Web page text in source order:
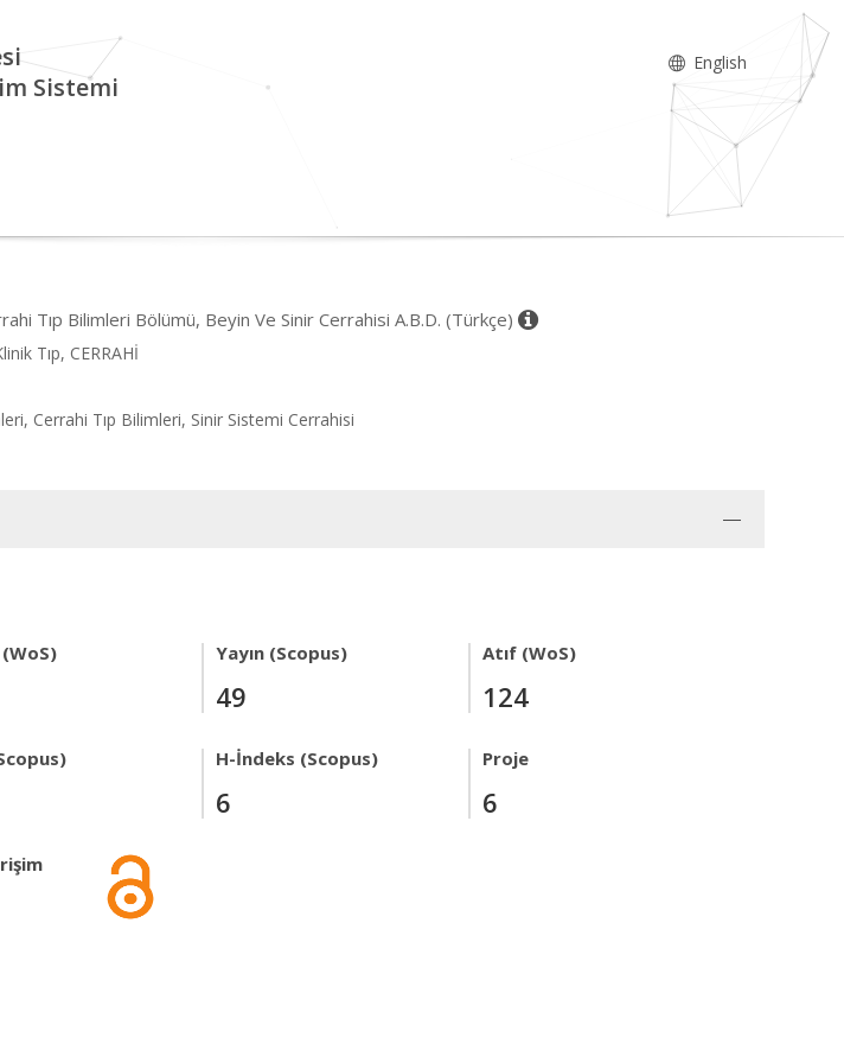
Sistemi
English
Tıp Bilimleri Bölümü, Beyin Ve Sinir Cerrahisi A.B.D. (Türkçe)
Tıp, CERRAHİ
Cerrahi Tıp Bilimleri, Sinir Sistemi Cerrahisi
(WoS) Yayın (Scopus)
49
Atıf (WoS)
124
H-İndeks (Scopus)
6
Proje
6